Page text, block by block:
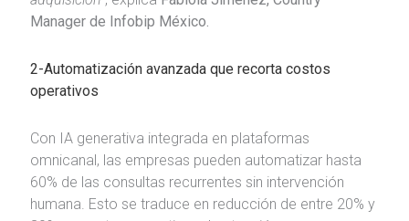
Manager de Infobip México.
2-Automatización avanzada que recorta costos
operativos
Con IA generativa integrada en plataformas
omnicanal, las empresas pueden automatizar hasta
60% de las consultas recurrentes sin intervención
humana. Esto se traduce en reducción de entre 20% y